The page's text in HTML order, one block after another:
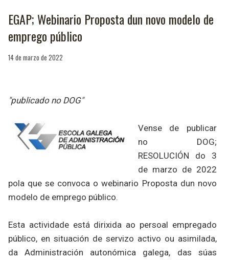
EGAP; Webinario Proposta dun novo modelo de
emprego público
14 de marzo de 2022
"publicado no DOG"
Vense de publicar
no DOG;
RESOLUCIÓN do 3
de marzo de 2022
pola que se convoca o webinario Proposta dun novo
modelo de emprego público.
Esta actividade está dirixida ao persoal empregado
público, en situación de servizo activo ou asimilada,
da Administración autonómica galega, das súas